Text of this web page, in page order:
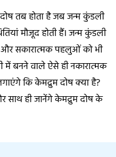
तब होता है जब जन्म कुंडली
मौजूद होती हैं। जन्म कुंडली
और सकारात्मक पहलुओं को भी
बनने वाले ऐसे ही नकारात्मक
कि केमद्रुम दोष क्या है?
साथ ही जानेंगे केमद्रुम दोष के